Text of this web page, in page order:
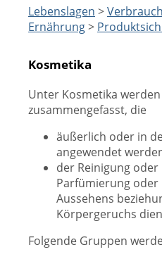
Lebenslagen >
Ernährung>
Kosmetika
Unter Kosmetika
zusammengefasst, die
äußerlich oder in
angewendet
der Reinigung
Parfümierung
Aussehens
Körpergeruchs
Folgende Gruppen